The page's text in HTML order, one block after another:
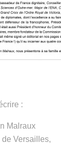
:
Malraux
de Versailles,